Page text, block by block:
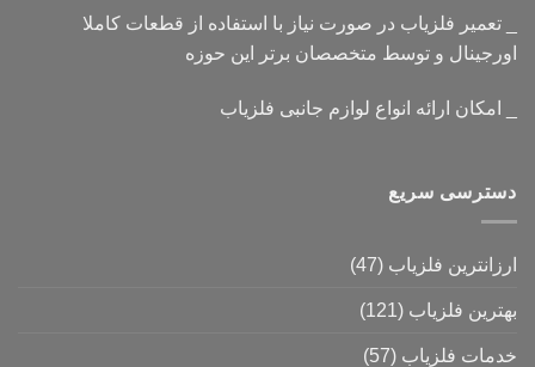
_ تعمیر فلزیاب در صورت نیاز با استفاده از قطعات کاملا
اورجینال و توسط متخصصان برتر این حوزه
_ امکان ارائه انواع لوازم جانبی فلزیاب
دسترسی سریع
ارزانترین فلزیاب (47)
بهترین فلزیاب (121)
خدمات فلزیاب (57)